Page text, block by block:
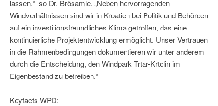
lassen.“, so Dr. Brösamle. „Neben hervorragenden
Windverhältnissen sind wir in Kroatien bei Politik und Behörden
auf ein investitionsfreundliches Klima getroffen, das eine
kontinuierliche Projektentwicklung ermöglicht. Unser Vertrauen
in die Rahmenbedingungen dokumentieren wir unter anderem
durch die Entscheidung, den Windpark Trtar-Krtolin im
Eigenbestand zu betreiben.“
Keyfacts WPD: